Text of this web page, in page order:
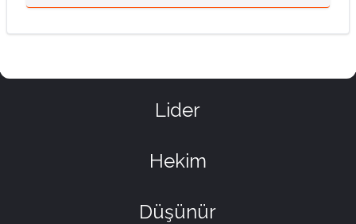
Lider
Hekim
Düşünür